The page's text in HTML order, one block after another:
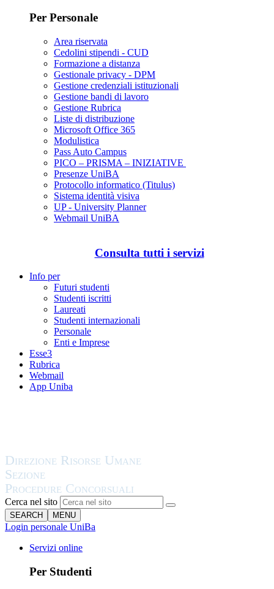
Per Personale
Area riservata
Cedolini stipendi - CUD
Formazione a distanza
Gestionale privacy - DPM
Gestione credenziali istituzionali
Gestione bandi di lavoro
Gestione Rubrica
Liste di distribuzione
Microsoft Office 365
Modulistica
Pass Auto Campus
PICO – PRISMA – INIZIATIVE
Presenze UniBA
Protocollo informatico (Titulus)
Sistema identità visiva
UP - University Planner
Webmail UniBA
Consulta tutti i servizi
Info per
Futuri studenti
Studenti iscritti
Laureati
Studenti internazionali
Personale
Enti e Imprese
Esse3
Rubrica
Webmail
App Uniba
Cerca nel sito
SEARCH MENU
Login personale UniBa
Servizi online
Per Studenti